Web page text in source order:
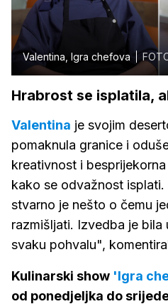
Valentina, Igra chefova
Hrabrost se isplatila,
Valentina je svojim
pomaknula granice i
kreativnost i
kako se odvažnost
stvarno je nešto o čemu
razmišljati. Izvedba je bila
svaku pohvalu",
Kulinarski show 'Igra
od ponedjeljka do srijede